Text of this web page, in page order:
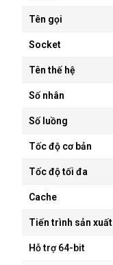
Tên gọi
Socket
Tên thế hệ
Số nhân
Số luồng
Tốc độ cơ bản
Tốc độ tối đa
Cache
Tiến trình sản xuất
Hỗ trợ 64-bit